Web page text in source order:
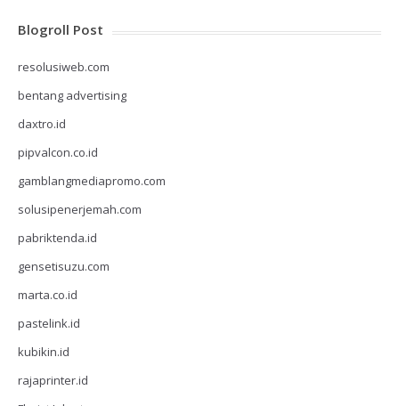
Blogroll Post
resolusiweb.com
bentang advertising
daxtro.id
pipvalcon.co.id
gamblangmediapromo.com
solusipenerjemah.com
pabriktenda.id
gensetisuzu.com
marta.co.id
pastelink.id
kubikin.id
rajaprinter.id